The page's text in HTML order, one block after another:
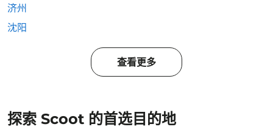
济州
沈阳
查看更多
探索 Scoot 的首选目的地